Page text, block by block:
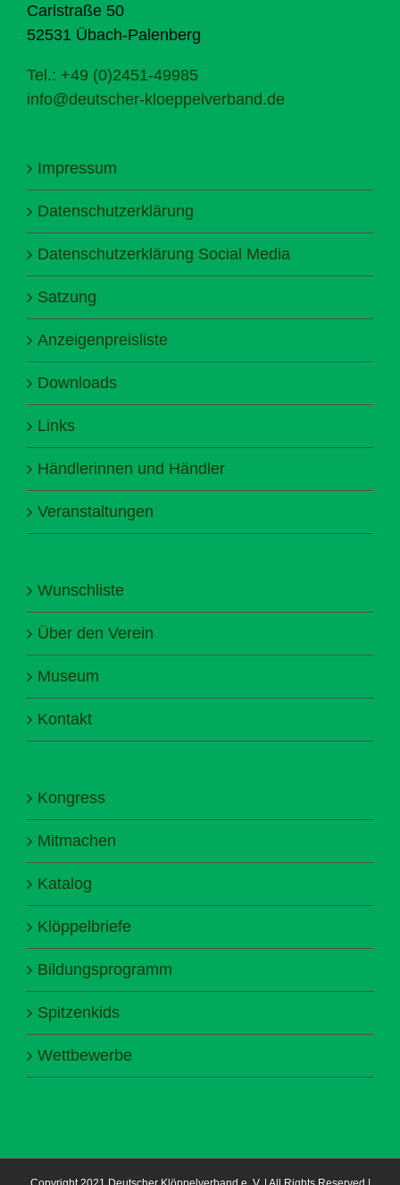
Carlstraße 50
52531 Übach-Palenberg
Tel.: +49 (0)2451-49985
info@deutscher-kloeppelverband.de
Impressum
Datenschutzerklärung
Datenschutzerklärung Social Media
Satzung
Anzeigenpreisliste
Downloads
Links
Händlerinnen und Händler
Veranstaltungen
Wunschliste
Über den Verein
Museum
Kontakt
Kongress
Mitmachen
Katalog
Klöppelbriefe
Bildungsprogramm
Spitzenkids
Wettbewerbe